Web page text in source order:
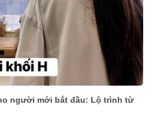
người mới bắt đầu: Lộ trình từ